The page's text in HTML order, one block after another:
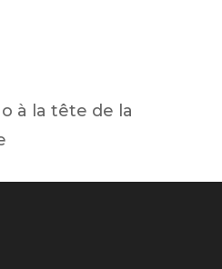
à la tête de la